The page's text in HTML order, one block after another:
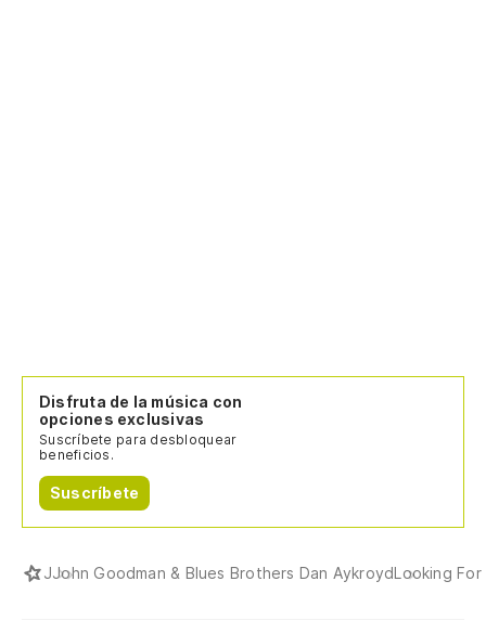
Disfruta de la música con
opciones exclusivas
Suscríbete para desbloquear
beneficios.
Suscríbete
JJohn Goodman & Blues Brothers Dan AykroydLooking For